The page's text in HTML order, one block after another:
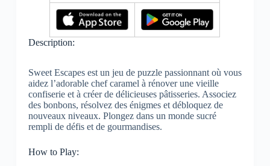
Description:
Sweet Escapes est un jeu de puzzle passionnant où vous
aidez l’adorable chef caramel à rénover une vieille
confiserie et à créer de délicieuses pâtisseries. Associez
des bonbons, résolvez des énigmes et débloquez de
nouveaux niveaux. Plongez dans un monde sucré
rempli de défis et de gourmandises.
How to Play: